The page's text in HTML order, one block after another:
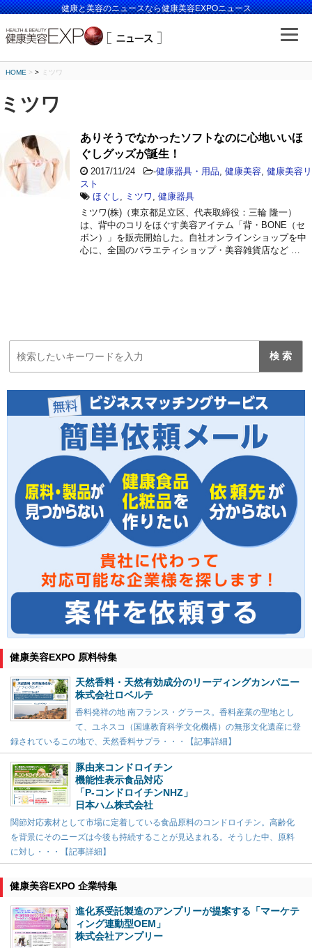
健康と美容のニュースなら健康美容EXPOニュース
HOME > ミツワ
ミツワ
ありそうでなかったソフトなのに心地いいほ
ぐしグッズが誕生！
2017/11/24 -健康器具・用品 健康美容 健康美容リ
スト
ほぐし
ミツワ
健康器具
ミツワ(株)（東京都足立区、代表取締役：三輪 隆一）
は、背中のコリをほぐす美容アイテム「背・BONE（セ
ボン）」を販売開始した。自社オンラインショップを中
心に、全国のバラエティショップ・美容雑貨店など …
健康美容EXPO 原料特集
天然香料・天然有効成分のリーディングカンパニー
株式会社ロベルテ
香料発祥の地 南フランス・グラース。香料産業の聖地とし
て、ユネスコ（国連教育科学文化機構）の無形文化遺産に登
録されているこの地で、天然香料サプラ・・・【記事詳細】
豚由来コンドロイチン
機能性表示食品対応
「P-コンドロイチンNHZ」
日本ハム株式会社
関節対応素材として市場に定着している食品原料のコンドロイチン。高齢化
を背景にそのニーズは今後も持続することが見込まれる。そうした中、原料
に対し・・・【記事詳細】
健康美容EXPO 企業特集
進化系受託製造のアンプリーが提案する「マーケテ
ィング連動型OEM」
株式会社アンプリー